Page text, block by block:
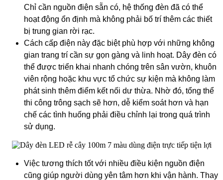
Chỉ cần nguồn điện sẵn có, hệ thống đèn đã có thể
hoạt động ổn định mà không phải bố trí thêm các thiết
bị trung gian rời rạc.
Cách cấp điện này đặc biệt phù hợp với những không
gian trang trí cần sự gọn gàng và linh hoạt. Dây đèn có
thể được triển khai nhanh chóng trên sân vườn, khuôn
viên rộng hoặc khu vực tổ chức sự kiện mà không làm
phát sinh thêm điểm kết nối dư thừa. Nhờ đó, tổng thể
thi công trông sạch sẽ hơn, dễ kiểm soát hơn và hạn
chế các tình huống phải điều chỉnh lại trong quá trình
sử dụng.
Việc tương thích tốt với nhiều điều kiện nguồn điện
cũng giúp người dùng yên tâm hơn khi vận hành. Thay